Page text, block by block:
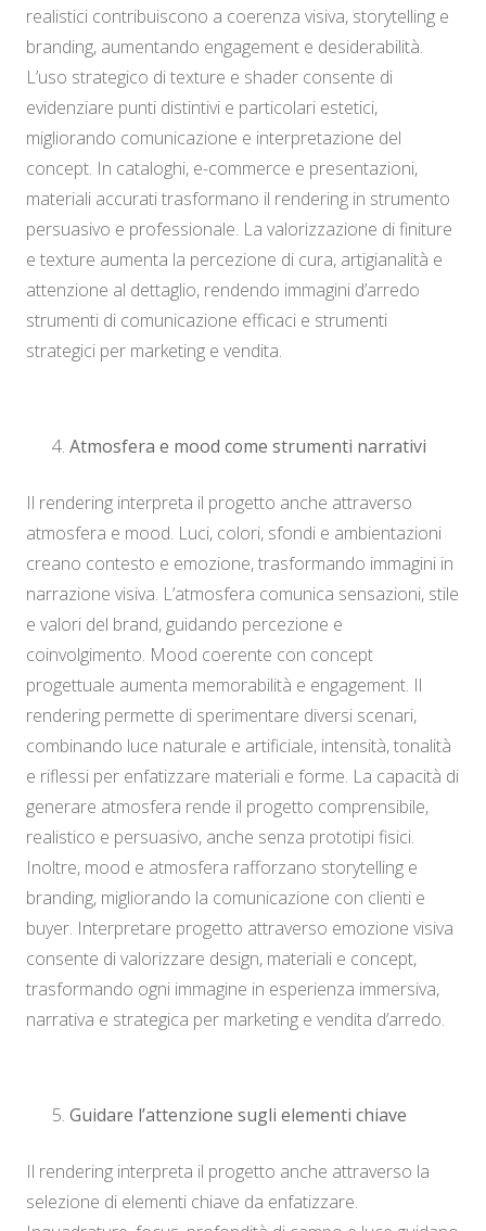
realistici contribuiscono a coerenza visiva, storytelling e
branding, aumentando engagement e desiderabilità.
L’uso strategico di texture e shader consente di
evidenziare punti distintivi e particolari estetici,
migliorando comunicazione e interpretazione del
concept. In cataloghi, e-commerce e presentazioni,
materiali accurati trasformano il rendering in strumento
persuasivo e professionale. La valorizzazione di finiture
e texture aumenta la percezione di cura, artigianalità e
attenzione al dettaglio, rendendo immagini d’arredo
strumenti di comunicazione efficaci e strumenti
strategici per marketing e vendita.
Atmosfera e mood come strumenti narrativi
Il rendering interpreta il progetto anche attraverso
atmosfera e mood. Luci, colori, sfondi e ambientazioni
creano contesto e emozione, trasformando immagini in
narrazione visiva. L’atmosfera comunica sensazioni, stile
e valori del brand, guidando percezione e
coinvolgimento. Mood coerente con concept
progettuale aumenta memorabilità e engagement. Il
rendering permette di sperimentare diversi scenari,
combinando luce naturale e artificiale, intensità, tonalità
e riflessi per enfatizzare materiali e forme. La capacità di
generare atmosfera rende il progetto comprensibile,
realistico e persuasivo, anche senza prototipi fisici.
Inoltre, mood e atmosfera rafforzano storytelling e
branding, migliorando la comunicazione con clienti e
buyer. Interpretare progetto attraverso emozione visiva
consente di valorizzare design, materiali e concept,
trasformando ogni immagine in esperienza immersiva,
narrativa e strategica per marketing e vendita d’arredo.
Guidare l’attenzione sugli elementi chiave
Il rendering interpreta il progetto anche attraverso la
selezione di elementi chiave da enfatizzare.